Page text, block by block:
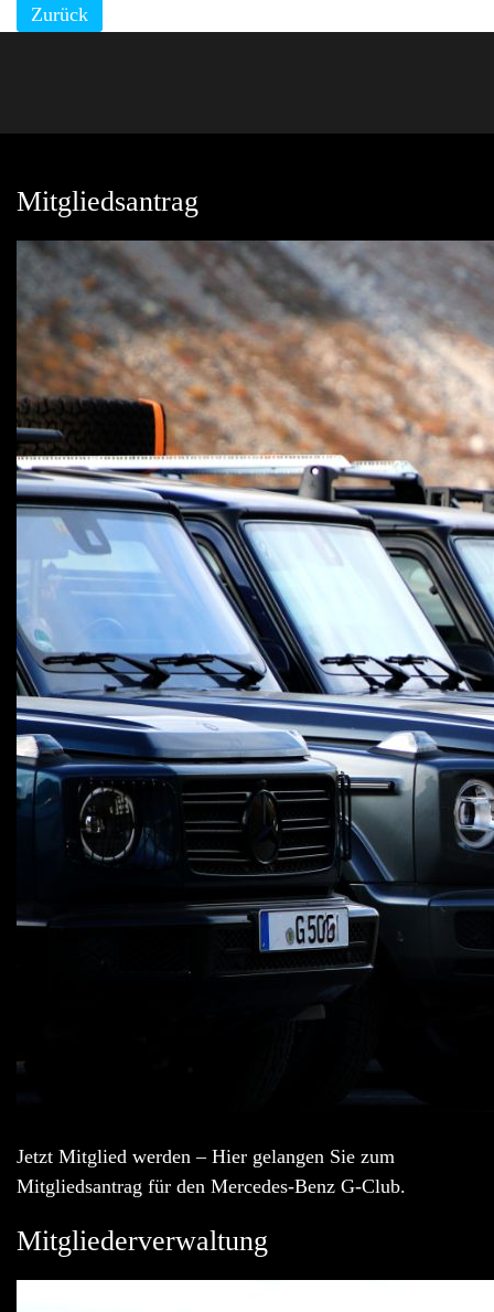
Zurück
Mitgliedsantrag
Jetzt Mitglied werden – Hier gelangen Sie zum
Mitgliedsantrag für den Mercedes-Benz G-Club.
Mitgliederverwaltung